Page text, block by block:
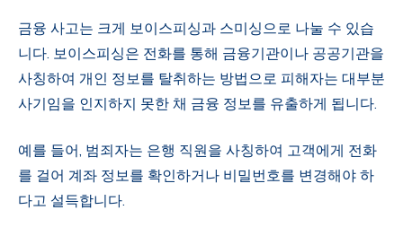
금융 사고는 크게 보이스피싱과 스미싱으로 나눌 수 있습
니다. 보이스피싱은 전화를 통해 금융기관이나 공공기관을
사칭하여 개인 정보를 탈취하는 방법으로 피해자는 대부분
사기임을 인지하지 못한 채 금융 정보를 유출하게 됩니다.
예를 들어, 범죄자는 은행 직원을 사칭하여 고객에게 전화
를 걸어 계좌 정보를 확인하거나 비밀번호를 변경해야 하
다고 설득합니다.